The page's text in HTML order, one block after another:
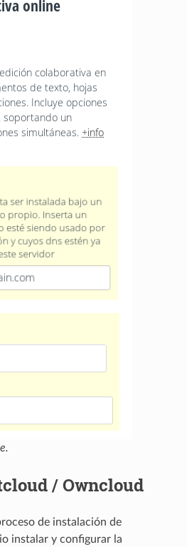
/ Owncloud
de instalación de
instalar y configurar la